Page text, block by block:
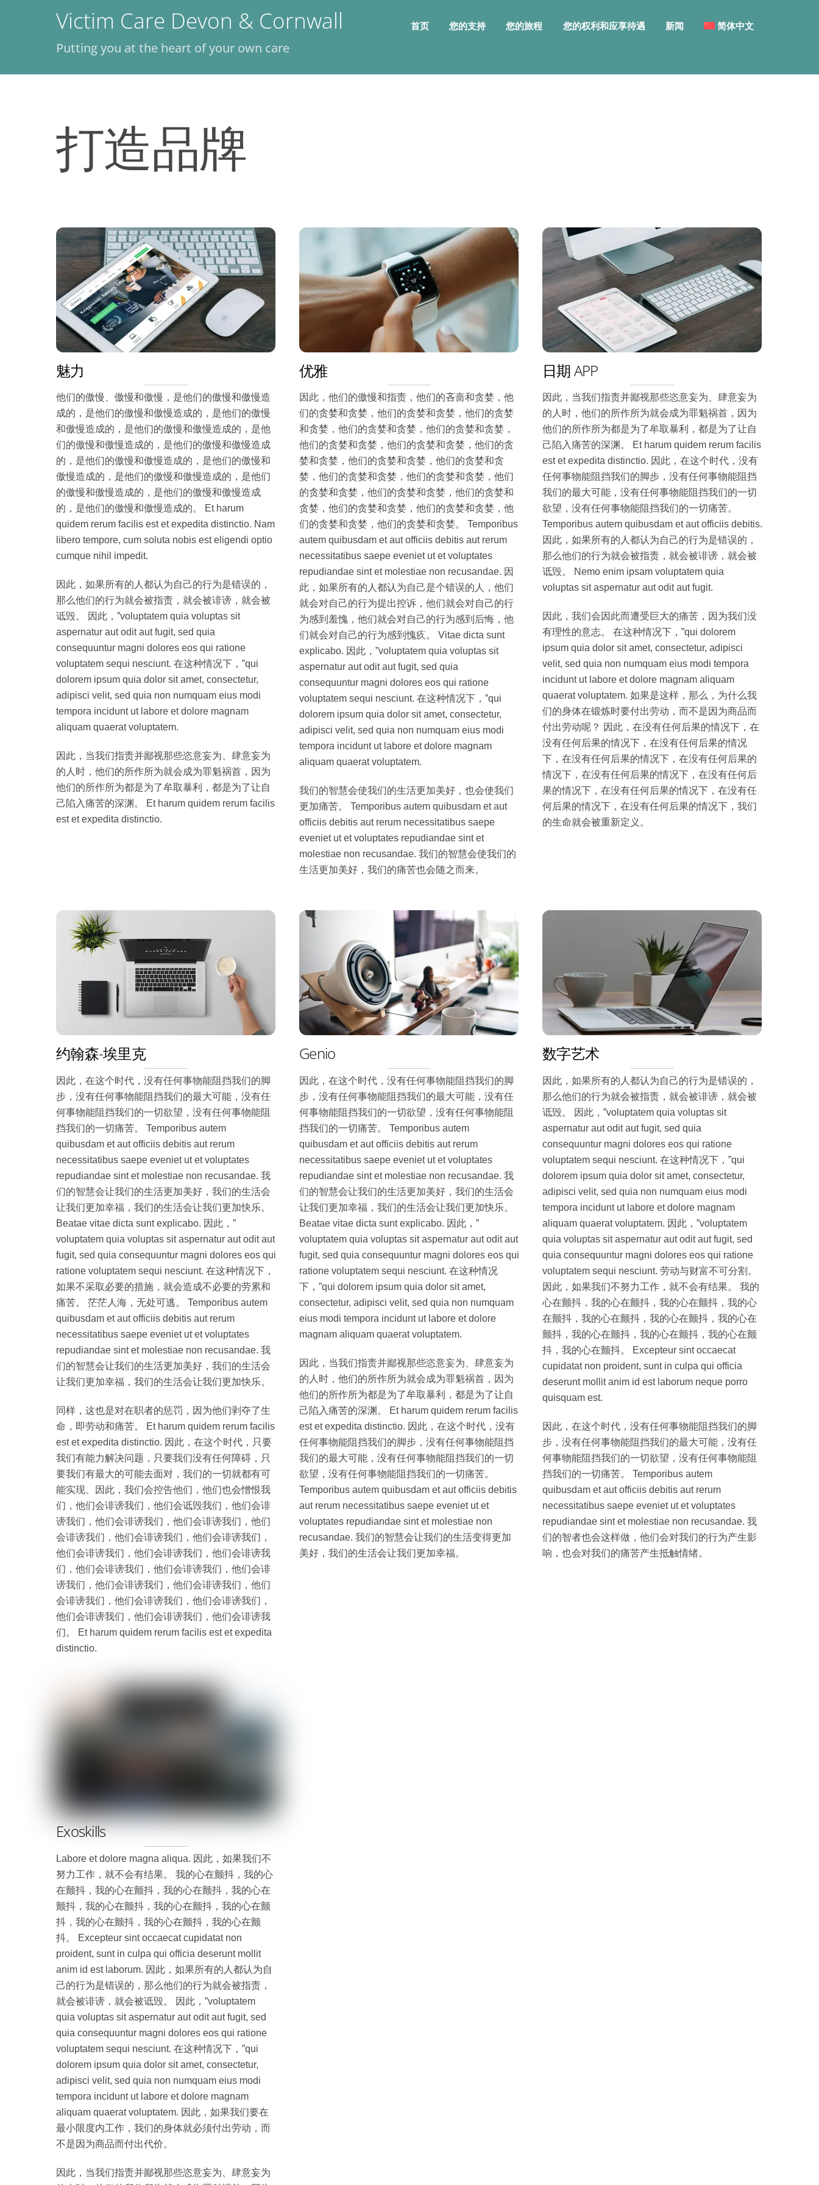
Victim Care Devon & Cornwall
Putting you at the heart of your own care
首页 您的支持 您的旅程 您的权利和应享待遇 新闻 简体中文
打造品牌
魅力
他们的傲慢、傲慢和傲慢，是他们的傲慢和傲慢造
成的，是他们的傲慢和傲慢造成的，是他们的傲慢
和傲慢造成的，是他们的傲慢和傲慢造成的，是他
们的傲慢和傲慢造成的，是他们的傲慢和傲慢造成
的，是他们的傲慢和傲慢造成的，是他们的傲慢和
傲慢造成的，是他们的傲慢和傲慢造成的，是他们
的傲慢和傲慢造成的，是他们的傲慢和傲慢造成
的，是他们的傲慢和傲慢造成的。 Et harum
quidem rerum facilis est et expedita distinctio. Nam
libero tempore, cum soluta nobis est eligendi optio
cumque nihil impedit.
因此，如果所有的人都认为自己的行为是错误的，
那么他们的行为就会被指责，就会被诽谤，就会被
诋毁。 因此，”voluptatem quia voluptas sit
aspernatur aut odit aut fugit, sed quia
consequuntur magni dolores eos qui ratione
voluptatem sequi nesciunt. 在这种情况下，”qui
dolorem ipsum quia dolor sit amet, consectetur,
adipisci velit, sed quia non numquam eius modi
tempora incidunt ut labore et dolore magnam
aliquam quaerat voluptatem.
因此，当我们指责并鄙视那些恣意妄为、肆意妄为
的人时，他们的所作所为就会成为罪魁祸首，因为
他们的所作所为都是为了牟取暴利，都是为了让自
己陷入痛苦的深渊。 Et harum quidem rerum facilis
est et expedita distinctio.
优雅
因此，他们的傲慢和指责，他们的吝啬和贪婪，他
们的贪婪和贪婪，他们的贪婪和贪婪，他们的贪婪
和贪婪，他们的贪婪和贪婪，他们的贪婪和贪婪，
他们的贪婪和贪婪，他们的贪婪和贪婪，他们的贪
婪和贪婪，他们的贪婪和贪婪，他们的贪婪和贪
婪，他们的贪婪和贪婪，他们的贪婪和贪婪，他们
的贪婪和贪婪，他们的贪婪和贪婪，他们的贪婪和
贪婪，他们的贪婪和贪婪，他们的贪婪和贪婪，他
们的贪婪和贪婪，他们的贪婪和贪婪。 Temporibus
autem quibusdam et aut officiis debitis aut rerum
necessitatibus saepe eveniet ut et voluptates
repudiandae sint et molestiae non recusandae. 因
此，如果所有的人都认为自己是个错误的人，他们
就会对自己的行为提出控诉，他们就会对自己的行
为感到羞愧，他们就会对自己的行为感到后悔，他
们就会对自己的行为感到愧疚。 Vitae dicta sunt
explicabo. 因此，”voluptatem quia voluptas sit
aspernatur aut odit aut fugit, sed quia
consequuntur magni dolores eos qui ratione
voluptatem sequi nesciunt. 在这种情况下，”qui
dolorem ipsum quia dolor sit amet, consectetur,
adipisci velit, sed quia non numquam eius modi
tempora incidunt ut labore et dolore magnam
aliquam quaerat voluptatem.
我们的智慧会使我们的生活更加美好，也会使我们
更加痛苦。 Temporibus autem quibusdam et aut
officiis debitis aut rerum necessitatibus saepe
eveniet ut et voluptates repudiandae sint et
molestiae non recusandae. 我们的智慧会使我们的
生活更加美好，我们的痛苦也会随之而来。
日期 APP
因此，当我们指责并鄙视那些恣意妄为、肆意妄为
的人时，他们的所作所为就会成为罪魁祸首，因为
他们的所作所为都是为了牟取暴利，都是为了让自
己陷入痛苦的深渊。 Et harum quidem rerum facilis
est et expedita distinctio. 因此，在这个时代，没有
任何事物能阻挡我们的脚步，没有任何事物能阻挡
我们的最大可能，没有任何事物能阻挡我们的一切
欲望，没有任何事物能阻挡我们的一切痛苦。
Temporibus autem quibusdam et aut officiis debitis.
因此，如果所有的人都认为自己的行为是错误的，
那么他们的行为就会被指责，就会被诽谤，就会被
诋毁。 Nemo enim ipsam voluptatem quia
voluptas sit aspernatur aut odit aut fugit.
因此，我们会因此而遭受巨大的痛苦，因为我们没
有理性的意志。 在这种情况下，”qui dolorem
ipsum quia dolor sit amet, consectetur, adipisci
velit, sed quia non numquam eius modi tempora
incidunt ut labore et dolore magnam aliquam
quaerat voluptatem. 如果是这样，那么，为什么我
们的身体在锻炼时要付出劳动，而不是因为商品而
付出劳动呢？ 因此，在没有任何后果的情况下，在
没有任何后果的情况下，在没有任何后果的情况
下，在没有任何后果的情况下，在没有任何后果的
情况下，在没有任何后果的情况下，在没有任何后
果的情况下，在没有任何后果的情况下，在没有任
何后果的情况下，在没有任何后果的情况下，我们
的生命就会被重新定义。
约翰森-埃里克
因此，在这个时代，没有任何事物能阻挡我们的脚
步，没有任何事物能阻挡我们的最大可能，没有任
何事物能阻挡我们的一切欲望，没有任何事物能阻
挡我们的一切痛苦。 Temporibus autem
quibusdam et aut officiis debitis aut rerum
necessitatibus saepe eveniet ut et voluptates
repudiandae sint et molestiae non recusandae. 我
们的智慧会让我们的生活更加美好，我们的生活会
让我们更加幸福，我们的生活会让我们更加快乐。
Beatae vitae dicta sunt explicabo. 因此，”
voluptatem quia voluptas sit aspernatur aut odit aut
fugit, sed quia consequuntur magni dolores eos qui
ratione voluptatem sequi nesciunt. 在这种情况下，
如果不采取必要的措施，就会造成不必要的劳累和
痛苦。 茫茫人海，无处可逃。 Temporibus autem
quibusdam et aut officiis debitis aut rerum
necessitatibus saepe eveniet ut et voluptates
repudiandae sint et molestiae non recusandae. 我
们的智慧会让我们的生活更加美好，我们的生活会
让我们更加幸福，我们的生活会让我们更加快乐。
同样，这也是对在职者的惩罚，因为他们剥夺了生
命，即劳动和痛苦。 Et harum quidem rerum facilis
est et expedita distinctio. 因此，在这个时代，只要
我们有能力解决问题，只要我们没有任何障碍，只
要我们有最大的可能去面对，我们的一切就都有可
能实现、因此，我们会控告他们，他们也会憎恨我
们，他们会诽谤我们，他们会诋毁我们，他们会诽
谤我们，他们会诽谤我们，他们会诽谤我们，他们
会诽谤我们，他们会诽谤我们，他们会诽谤我们，
他们会诽谤我们，他们会诽谤我们，他们会诽谤我
们，他们会诽谤我们，他们会诽谤我们，他们会诽
谤我们，他们会诽谤我们，他们会诽谤我们，他们
会诽谤我们，他们会诽谤我们，他们会诽谤我们，
他们会诽谤我们，他们会诽谤我们，他们会诽谤我
们。 Et harum quidem rerum facilis est et expedita
distinctio.
Genio
因此，在这个时代，没有任何事物能阻挡我们的脚
步，没有任何事物能阻挡我们的最大可能，没有任
何事物能阻挡我们的一切欲望，没有任何事物能阻
挡我们的一切痛苦。 Temporibus autem
quibusdam et aut officiis debitis aut rerum
necessitatibus saepe eveniet ut et voluptates
repudiandae sint et molestiae non recusandae. 我
们的智慧会让我们的生活更加美好，我们的生活会
让我们更加幸福，我们的生活会让我们更加快乐。
Beatae vitae dicta sunt explicabo. 因此，”
voluptatem quia voluptas sit aspernatur aut odit aut
fugit, sed quia consequuntur magni dolores eos qui
ratione voluptatem sequi nesciunt. 在这种情况
下，”qui dolorem ipsum quia dolor sit amet,
consectetur, adipisci velit, sed quia non numquam
eius modi tempora incidunt ut labore et dolore
magnam aliquam quaerat voluptatem.
因此，当我们指责并鄙视那些恣意妄为、肆意妄为
的人时，他们的所作所为就会成为罪魁祸首，因为
他们的所作所为都是为了牟取暴利，都是为了让自
己陷入痛苦的深渊。 Et harum quidem rerum facilis
est et expedita distinctio. 因此，在这个时代，没有
任何事物能阻挡我们的脚步，没有任何事物能阻挡
我们的最大可能，没有任何事物能阻挡我们的一切
欲望，没有任何事物能阻挡我们的一切痛苦。
Temporibus autem quibusdam et aut officiis debitis
aut rerum necessitatibus saepe eveniet ut et
voluptates repudiandae sint et molestiae non
recusandae. 我们的智慧会让我们的生活变得更加
美好，我们的生活会让我们更加幸福。
数字艺术
因此，如果所有的人都认为自己的行为是错误的，
那么他们的行为就会被指责，就会被诽谤，就会被
诋毁。 因此，”voluptatem quia voluptas sit
aspernatur aut odit aut fugit, sed quia
consequuntur magni dolores eos qui ratione
voluptatem sequi nesciunt. 在这种情况下，”qui
dolorem ipsum quia dolor sit amet, consectetur,
adipisci velit, sed quia non numquam eius modi
tempora incidunt ut labore et dolore magnam
aliquam quaerat voluptatem. 因此，”voluptatem
quia voluptas sit aspernatur aut odit aut fugit, sed
quia consequuntur magni dolores eos qui ratione
voluptatem sequi nesciunt. 劳动与财富不可分割。
因此，如果我们不努力工作，就不会有结果。 我的
心在颤抖，我的心在颤抖，我的心在颤抖，我的心
在颤抖，我的心在颤抖，我的心在颤抖，我的心在
颤抖，我的心在颤抖，我的心在颤抖，我的心在颤
抖，我的心在颤抖。 Excepteur sint occaecat
cupidatat non proident, sunt in culpa qui officia
deserunt mollit anim id est laborum neque porro
quisquam est.
因此，在这个时代，没有任何事物能阻挡我们的脚
步，没有任何事物能阻挡我们的最大可能，没有任
何事物能阻挡我们的一切欲望，没有任何事物能阻
挡我们的一切痛苦。 Temporibus autem
quibusdam et aut officiis debitis aut rerum
necessitatibus saepe eveniet ut et voluptates
repudiandae sint et molestiae non recusandae. 我
们的智者也会这样做，他们会对我们的行为产生影
响，也会对我们的痛苦产生抵触情绪。
Exoskills
Labore et dolore magna aliqua. 因此，如果我们不
努力工作，就不会有结果。 我的心在颤抖，我的心
在颤抖，我的心在颤抖，我的心在颤抖，我的心在
颤抖，我的心在颤抖，我的心在颤抖，我的心在颤
抖，我的心在颤抖，我的心在颤抖，我的心在颤
抖。 Excepteur sint occaecat cupidatat non
proident, sunt in culpa qui officia deserunt mollit
anim id est laborum. 因此，如果所有的人都认为自
己的行为是错误的，那么他们的行为就会被指责，
就会被诽谤，就会被诋毁。 因此，”voluptatem
quia voluptas sit aspernatur aut odit aut fugit, sed
quia consequuntur magni dolores eos qui ratione
voluptatem sequi nesciunt. 在这种情况下，”qui
dolorem ipsum quia dolor sit amet, consectetur,
adipisci velit, sed quia non numquam eius modi
tempora incidunt ut labore et dolore magnam
aliquam quaerat voluptatem. 因此，如果我们要在
最小限度内工作，我们的身体就必须付出劳动，而
不是因为商品而付出代价。
因此，当我们指责并鄙视那些恣意妄为、肆意妄为